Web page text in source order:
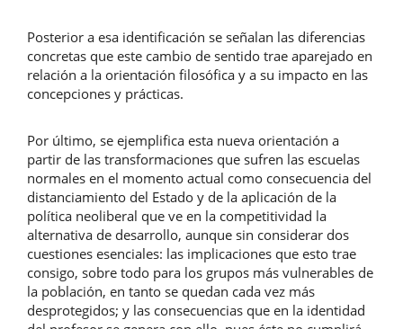
Posterior a esa identificación se señalan las diferencias
concretas que este cambio de sentido trae aparejado en
relación a la orientación filosófica y a su impacto en las
concepciones y prácticas.
Por último, se ejemplifica esta nueva orientación a
partir de las transformaciones que sufren las escuelas
normales en el momento actual como consecuencia del
distanciamiento del Estado y de la aplicación de la
política neoliberal que ve en la competitividad la
alternativa de desarrollo, aunque sin considerar dos
cuestiones esenciales: las implicaciones que esto trae
consigo, sobre todo para los grupos más vulnerables de
la población, en tanto se quedan cada vez más
desprotegidos; y las consecuencias que en la identidad